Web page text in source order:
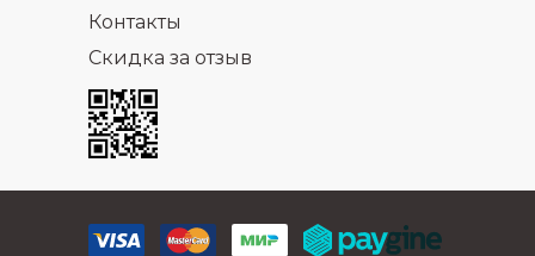
Контакты
Скидка за отзыв